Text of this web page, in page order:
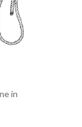
in